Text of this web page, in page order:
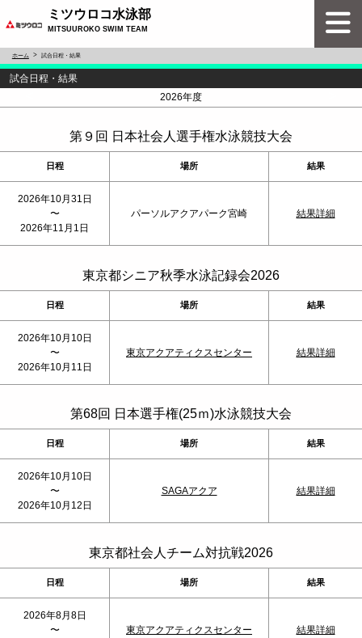
ミツウロコ水泳部
MITSUUROKO SWIM TEAM
ホーム 試合日程・結果
試合日程・結果
2026年度
第９回 日本社会人選手権水泳競技大会
日程 場所 結果
2026年10月31日
〜
2026年11月1日
パーソルアクアパーク宮崎 結果詳細
東京都シニア秋季水泳記録会2026
日程 場所 結果
2026年10月10日
〜
2026年10月11日
東京アクアティクスセンター 結果詳細
第68回 日本選手権(25ｍ)水泳競技大会
日程 場所 結果
2026年10月10日
〜
2026年10月12日
SAGAアクア 結果詳細
東京都社会人チーム対抗戦2026
日程 場所 結果
2026年8月8日
〜
東京アクアティクスセンター 結果詳細